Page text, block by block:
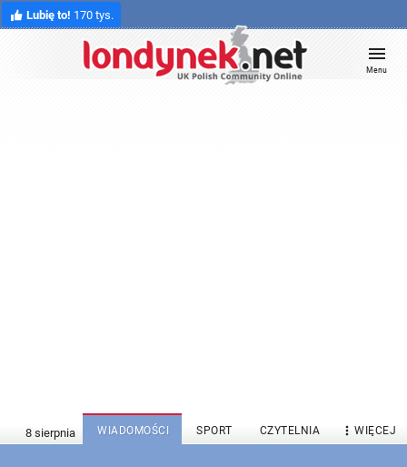
Lubię to! 170 tys.
Menu
WIADOMOŚCI SPORT CZYTELNIA  WIĘCEJ